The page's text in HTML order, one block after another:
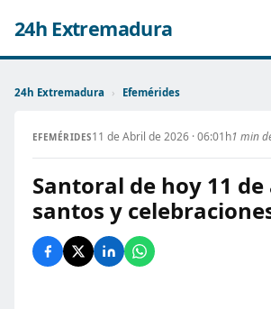
24h Extremadura
24h Extremadura › Efemérides
EFEMÉRIDES11 de Abril de 2026 · 06:01h1 min
Santoral de hoy 11
santos y